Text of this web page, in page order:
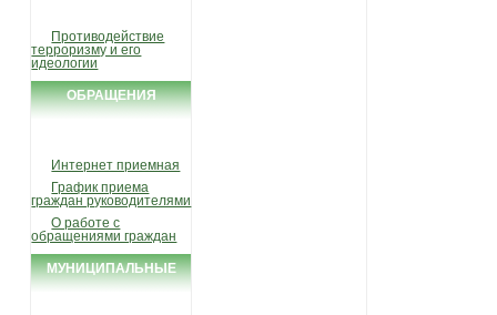
Противодействие
терроризму и его
идеологии
ОБРАЩЕНИЯ
Интернет приемная
График приема
граждан руководителями
О работе с
обращениями граждан
МУНИЦИПАЛЬНЫЕ